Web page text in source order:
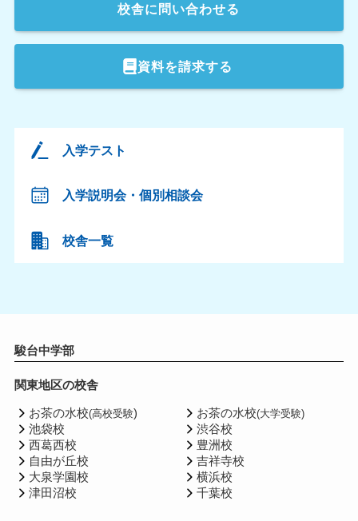
校舎に問い合わせる
資料を請求する
入学テスト
入学説明会・個別相談会
校舎一覧
駿台中学部
関東地区の校舎
お茶の水校(高校受験)
池袋校
西葛西校
自由が丘校
大泉学園校
津田沼校
お茶の水校(大学受験)
渋谷校
豊洲校
吉祥寺校
横浜校
千葉校